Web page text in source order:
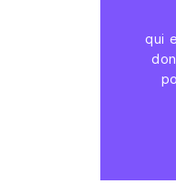
qui